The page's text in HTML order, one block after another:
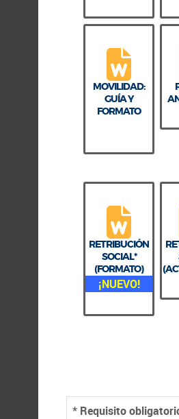
MOVILIDAD:
GUÍA Y
FORMATO
RETRIBUCIÓN
SOCIAL*
(FORMATO)
¡NUEVO!
* Requisito